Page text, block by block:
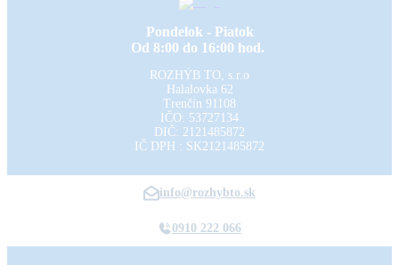
Pondelok - Piatok
Od 8:00 do 16:00 hod.
ROZHÝB TO, s.r.o
Halalovka 62
Trenčín 91108
IČO: 53727134
DIČ: 2121485872
IČ DPH : SK2121485872
info@rozhybto.sk
0910 222 066